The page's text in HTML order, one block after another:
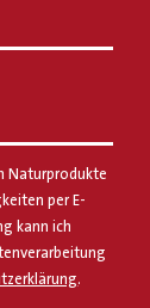
Naturprodukte
per E-
kann ich
.